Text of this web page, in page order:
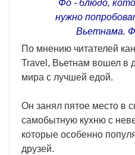
Фо - блюдо,
нужно
Вьетнама.
По мнению читателей
Travel, Вьетнам вошел в
мира с лучшей едой.
Он занял пятое место в
самобытную кухню с
которые особенно
друзей.